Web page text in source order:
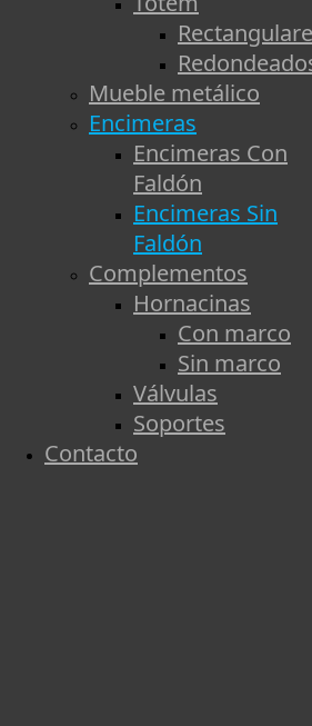
Mueble metálico
Encimeras
Encimeras Con
Faldón
Encimeras Sin
Faldón
Complementos
Hornacinas
Con marco
Sin marco
Válvulas
Soportes
Contacto